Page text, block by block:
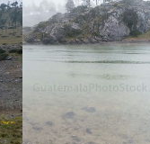
5/5